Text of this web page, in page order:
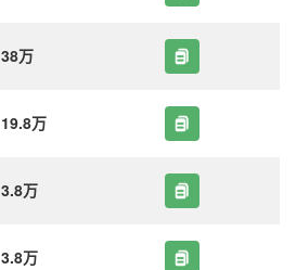
38万
19.8万
3.8万
3.8万